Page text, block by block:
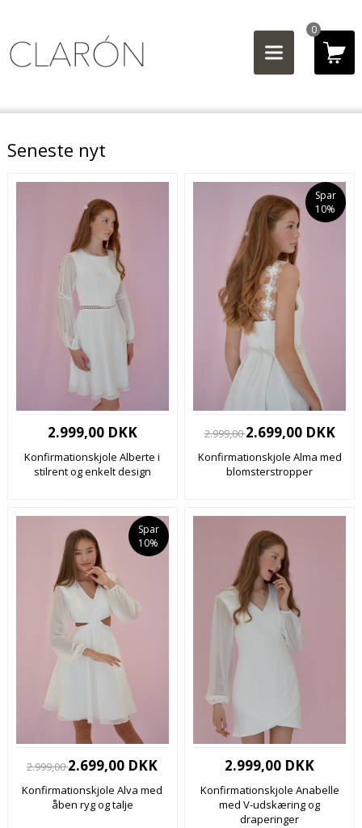
0
Seneste nyt
2.999,00 DKK
Konfirmationskjole Alberte i
stilrent og enkelt design
Spar
10%
2.999,002.699,00 DKK
Konfirmationskjole Alma med
blomsterstropper
Spar
10%
2.999,002.699,00 DKK
Konfirmationskjole Alva med
åben ryg og talje
2.999,00 DKK
Konfirmationskjole Anabelle
med V-udskæring og
draperinger